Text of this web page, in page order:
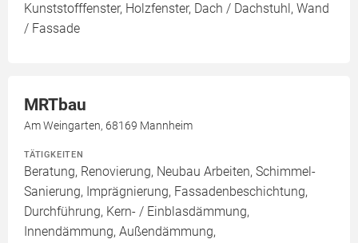
Kunststofffenster, Holzfenster, Dach / Dachstuhl, Wand
/ Fassade
MRTbau
Am Weingarten, 68169 Mannheim
TÄTIGKEITEN
Beratung, Renovierung, Neubau Arbeiten, Schimmel-
Sanierung, Imprägnierung, Fassadenbeschichtung,
Durchführung, Kern- / Einblasdämmung,
Innendämmung, Außendämmung,